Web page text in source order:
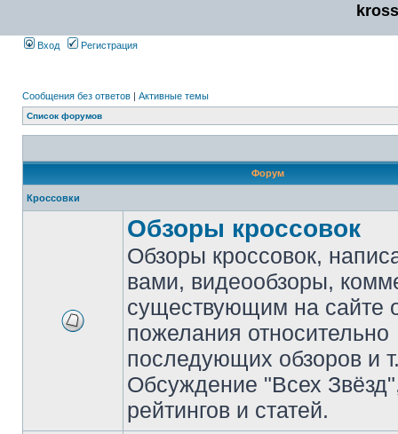
Вход Регистрация
Сообщения без ответов | Активные темы
Список форумов
Форум
Кроссовки
Обзоры кроссовок
Обзоры кроссовок,
вами, видеообзоры,
существующим на сайте
пожелания относительно
последующих обзоров и
Обсуждение "Всех
рейтингов и статей.